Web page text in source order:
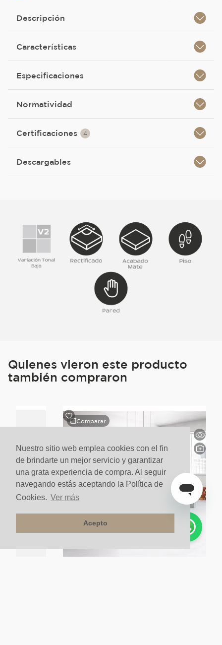
Nuestro sitio web emplea cookies con el fin
de brindarte un mejor servicio y garantizar
una grata experiencia de compra. Al seguir
navegando estás aceptando la Política de
Cookies. Ver más
Acepto
Descripción
Características
Especificaciones
Normatividad
Certificaciones 4
Descargables
Quienes vieron este producto
también compraron
Comparar